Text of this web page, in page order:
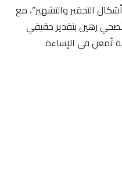
التحقير والتشهير”، مع
رهين بتقدير حقيقي
تُمعن في الإساءة